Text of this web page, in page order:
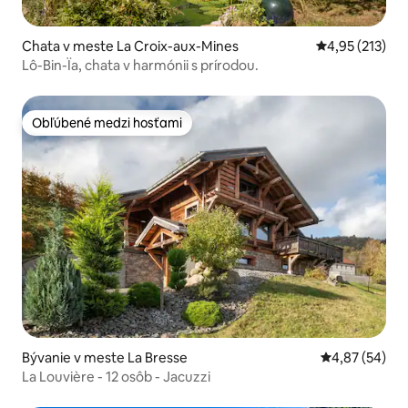
Chata v meste La Croix-aux-Mines Priemerné
4,95 (213)
Lô-Bin-Ïa, chata v harmónii s prírodou.
Obľúbené medzi hosťami
Obľúbené medzi hosťami
Bývanie v meste La Bresse Priemerné
4,87 (54)
La Louvière - 12 osôb - Jacuzzi